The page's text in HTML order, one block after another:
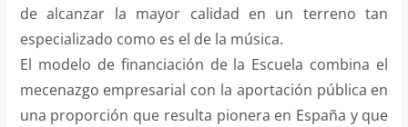
de alcanzar la mayor calidad en un terreno tan
especializado como es el de la música.
El modelo de financiación de la Escuela combina el
mecenazgo empresarial con la aportación pública en
una proporción que resulta pionera en España y que